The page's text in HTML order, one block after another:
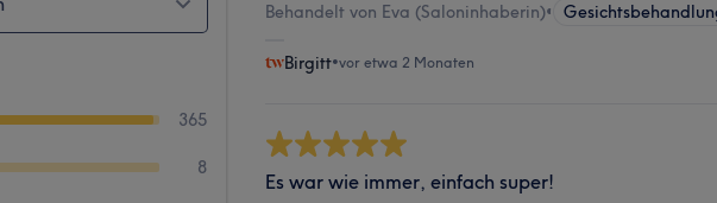
365
8
Behandelt von Eva (Saloninhaberin)•
Birgitt•vor etwa 2 Monaten
Es war wie immer, einfach super!